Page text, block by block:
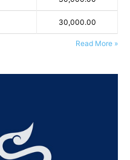
30,000.00
Read More »